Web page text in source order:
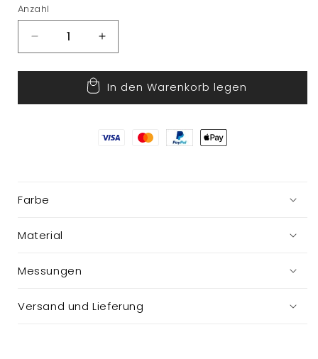
Anzahl
Verringere
die
Menge
Osterhase
Erhöhe
die
Menge
für
Osterhase
In den Warenkorb legen
Farbe
Material
Messungen
Versand und Lieferung